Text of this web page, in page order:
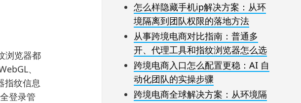
浏览器都
、
指纹信息
登录管
怎么样隐藏手机ip解决方案：从环
境隔离到团队权限的落地方法
从事跨境电商对比指南：普通多
开、代理工具和指纹浏览器怎么选
跨境电商入口怎么配置更稳：AI 自
动化团队的实操步骤
跨境电商全球解决方案：从环境隔